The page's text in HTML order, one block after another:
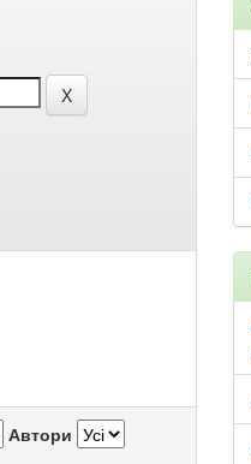
Автори